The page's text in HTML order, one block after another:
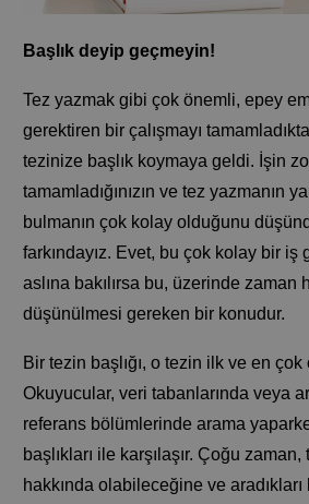
Başlık deyip geçmeyin!
Tez yazmak gibi çok önemli, epey
gerektiren bir çalışmayı
tezinize başlık koymaya geldi. İşin zor
tamamladığınızın ve tez yazmanın
bulmanın çok kolay olduğunu
farkındayız. Evet, bu çok kolay bir iş
aslına bakılırsa bu, üzerinde zaman
düşünülmesi gereken bir konudur.
Bir tezin başlığı, o tezin ilk ve en çok
Okuyucular, veri tabanlarında veya
referans bölümlerinde arama
başlıkları ile karşılaşır. Çoğu
hakkında olabileceğine ve